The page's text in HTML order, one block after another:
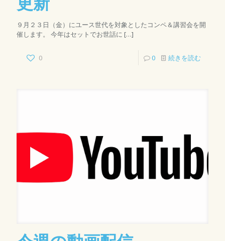
９月２３日（金）にユース世代を対象としたコンペ＆講習会を開
催します。 今年はセットでお世話に […]
0 0 続きを読む